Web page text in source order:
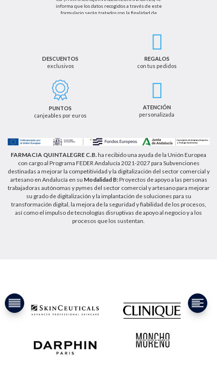
informa que los datos recogidos a través de este
formulario serán tratados con la finalidad de
el tratamiento de sus datos personales se basará
cancelación u oposición, así como los derechos
adicionales que le asisten a través de la dirección
de email info@farmaciaquintalegregranada.es, así
como a través de los medios detallados en la
información adicional sobre nuestra política de
privacidad que puede consultar en la dirección web
DESCUENTOS
exclusivos
REGALOS
con tus pedidos
PUNTOS
canjeables por euros
ATENCIÓN
personalizada
FARMACIA QUINTALEGRE C.B.ha recibido una ayuda de la Unión Europea
con cargo al Programa FEDER Andalucía 2021-2027 para Subvenciones
destinadas a mejorar la competitividad y la digitalización del sector comercial y
artesano en Andalucía en su Modalidad B:Proyectos de apoyo a las personas
trabajadoras autónomas y pymes del sector comercial y artesano para mejorar
su grado de digitalización y la implantación de soluciones para su
transformación digital, la mejora de la seguridad y fiabilidad de los procesos,
así como el impulso de tecnologías disruptivas de apoyo al negocio y a los
procesos que los sustentan.